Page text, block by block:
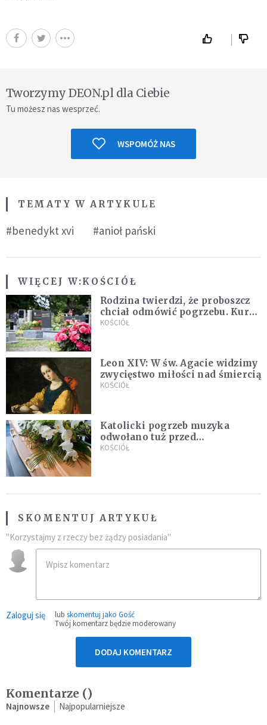
Tworzymy DEON.pl dla Ciebie
Tu możesz nas wesprzeć.
WSPOMÓŻ NAS
TEMATY W ARTYKULE
#benedykt xvi #anioł pański
WIĘCEJ W:KOŚCIÓŁ
Rodzina twierdzi, że proboszcz
chciał odmówić pogrzebu. Kuria
zapowiada wyjaśnienia
KOŚCIÓŁ
Leon XIV: W św. Agacie widzimy
zwycięstwo miłości nad śmiercią
KOŚCIÓŁ
Katolicki pogrzeb muzyka
odwołano tuż przed
uroczystością. Powodem była
KOŚCIÓŁ
SKOMENTUJ ARTYKUŁ
"Korzystajmy z rzeczy bez żądzy posiadania"
Zaloguj się lub skomentuj jako Gość
Twój komentarz będzie moderowany
DODAJ KOMENTARZ
Komentarze ()
Najnowsze Najpopularniejsze